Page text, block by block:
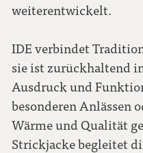
weiterentwickelt.
IDE verbindet
sie ist zurückhaltend
Ausdruck und
besonderen Anlässen
Wärme und Qualität
Strickjacke begleitet